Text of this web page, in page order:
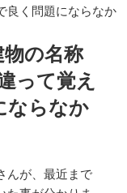
良く問題にならなか
の名称
って覚え
ならなか
んが、最近まで